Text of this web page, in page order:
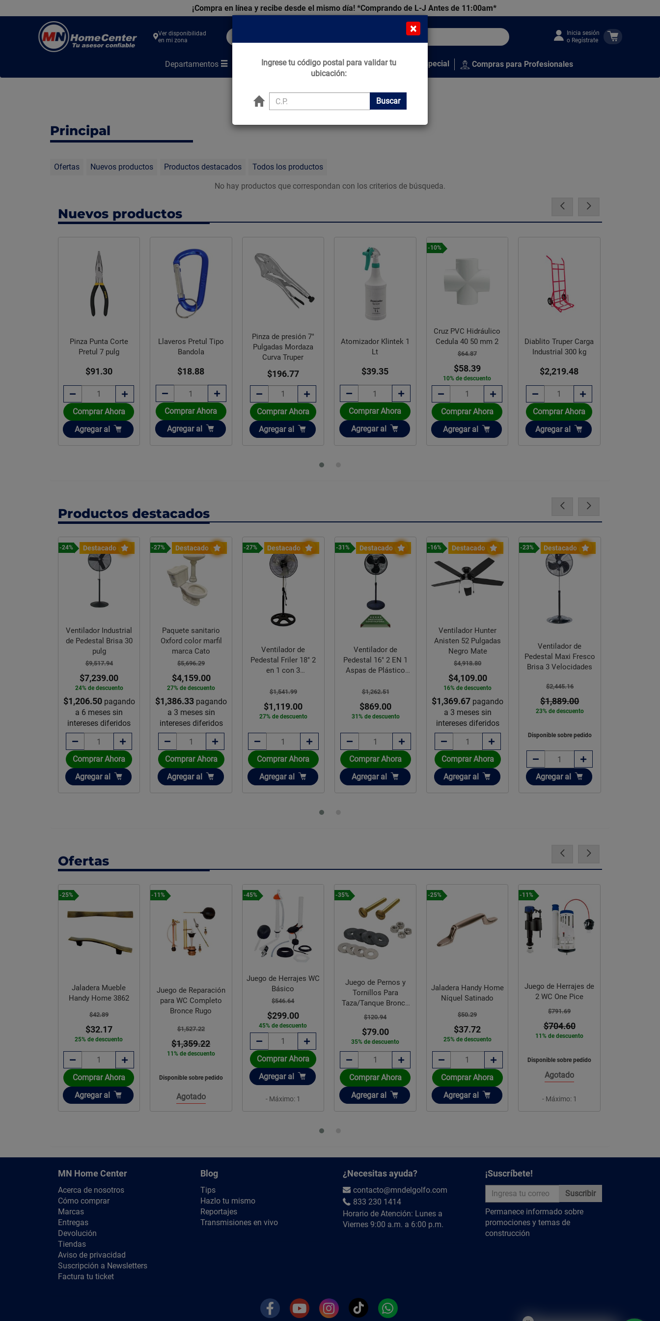
¡Compra en línea y recibe desde el mismo día! *Comprando de L-J Antes de 11:00am*
Center
Ver disponibilidad
en mi zona
Inicia sesión
o Regístrate
Departamentos Marcas Tips que Construyen Venta Especial Compras para Profesionales
Principal
Ofertas Nuevos productos Productos destacados Todos los productos
No hay productos que correspondan con los criterios de búsqueda.
Nuevos productos
Pinza Punta Corte
Pretul 7 pulg
$91.30
Comprar Ahora
Añadir
Agregar al
Llaveros Pretul Tipo
Bandola
$18.88
Comprar Ahora
Añadir
Agregar al
Pinza de presión 7"
Pulgadas Mordaza
Curva Truper
$196.77
Comprar Ahora
Añadir
Agregar al
Atomizador Klintek 1
Lt
$39.35
Comprar Ahora
Añadir
Agregar al
-10%
Cruz PVC Hidráulico
Cedula 40 50 mm 2
$64.87
$58.39
10% de descuento
Comprar Ahora
Añadir
Agregar al
Diablito Truper Carga
Industrial 300 kg
$2,219.48
Comprar Ahora
Añadir
Agregar al
Productos destacados
Destacado
-24%
Ventilador Industrial
de Pedestal Brisa 30
pulg
$9,517.94
$7,239.00
24% de descuento
$1,206.50pagando
a 6 meses sin
intereses diferidos
Comprar Ahora
Añadir
Agregar al
Destacado
-27%
Paquete sanitario
Oxford color marfil
marca Cato
$5,696.29
$4,159.00
27% de descuento
$1,386.33 pagando
a 3 meses sin
intereses diferidos
Comprar Ahora
Añadir
Agregar al
Destacado
-27%
Ventilador de
Pedestal Friler 18" 2
en 1 con 3
$1,541.99
$1,119.00
27% de descuento
Comprar Ahora
Añadir
Agregar al
Destacado
-31%
Ventilador de
Pedestal 16" 2 EN 1
Aspas de Plástico
$1,262.51
$869.00
31% de descuento
Comprar Ahora
Añadir
Agregar al
Destacado
-16%
Ventilador Hunter
Anisten 52 Pulgadas
Negro Mate
$4,918.80
$4,109.00
16% de descuento
$1,369.67 pagando
a 3 meses sin
intereses diferidos
Comprar Ahora
Añadir
Agregar al
Destacado
-23%
Ventilador de
Pedestal Maxi Fresco
Brisa 3 Velocidades
$2,445.16
$1,889.00
23% de descuento
Disponible sobre pedido
Añadir
Agregar al
Ofertas
-25%
Jaladera Mueble
Handy Home 3862
$42.89
$32.17
25% de descuento
Comprar Ahora
Añadir
Agregar al
-11%
Juego de Reparación
para WC Completo
Bronce Rugo
$1,527.22
$1,359.22
11% de descuento
Disponible sobre pedido
Agotado
-45%
Juego de Herrajes WC
Básico
$546.64
$299.00
45% de descuento
Comprar Ahora
Añadir
Agregar al
- Máximo: 1
-35%
Juego de Pernos y
Tornillos Para
Taza/Tanque Bronce
Fluidmaster
$120.94
$79.00
35% de descuento
Comprar Ahora
Añadir
Agregar al
-25%
Jaladera Handy Home
Níquel Satinado
$50.29
$37.72
25% de descuento
Comprar Ahora
Añadir
Agregar al
-11%
Juego de Herrajes de
2 WC One Pice
$791.69
$704.60
11% de descuento
Disponible sobre pedido
Agotado
- Máximo: 1
MN Home Center
Acerca de nosotros
Cómo comprar
Marcas
Entregas
Devolución
Tiendas
Aviso de privacidad
Suscripción a Newsletters
Factura tu ticket
Blog
Tips
Hazlo tu mismo
Reportajes
Transmisiones en vivo
¿Necesitas ayuda?
contacto@mndelgolfo.com
833 230 1414
Horario de Atención: Lunes a
Viernes 9:00 a.m. a 6:00 p.m.
¡Suscríbete!
Suscribir
Permanece informado sobre
promociones y temas de
construcción
×
Ingrese tu código postal para validar tu
ubicación:
Buscar